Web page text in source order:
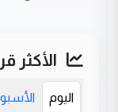
الأكثر
اليوم